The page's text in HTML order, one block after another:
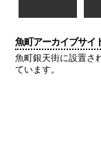
魚町アーカイブサイ
魚町銀天街に設置さ
ています。